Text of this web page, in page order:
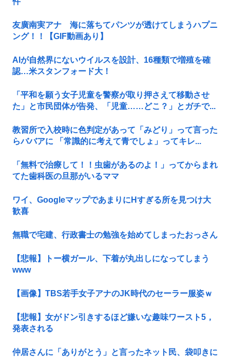
友廣南実アナ 海に落ちてパンツが透けてしまうハプニ
ング！！【GIF動画あり】
AIが自然界にないウイルスを設計、16種類で増殖を確
認…米スタンフォード大！
「平和を願う女子児童を警察が取り押さえて移動させ
た」と市民団体が告発、「児童……どこ？」とガチで...
教習所で入校時に色判定があって「みどり」って言った
らババアに 「常識的に考えて青でしょ」ってキレ...
「無料で治療して！！虫歯があるのよ！」ってからまれ
てた歯科医の旦那がいるママ
ワイ、GoogleマップであまりにΗすぎる所を見つけ大
歓喜
無職で宅建、行政書士の勉強を始めてしまったおっさん
【悲報】トー横ガール、下着が丸出しになってしまう
www
【画像】TBS若手女子アナのJK時代のセーラー服姿ｗ
【悲報】女がドン引きするほど嫌いな趣味ワースト5，
発表される
仲居さんに「ありがとう」と言ったネット民、袋叩きに